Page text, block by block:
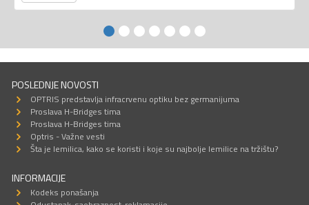
POSLEDNJE NOVOSTI
OPTRIS predstavlja infracrvenu optiku bez germanijuma
Proslava H-Bridges tima
Proslava H-Bridges tima
Optris - Važne vesti
Šta je lemilica, kako se koristi i koje su najbolje lemilice na tržištu?
INFORMACIJE
Kodeks ponašanja